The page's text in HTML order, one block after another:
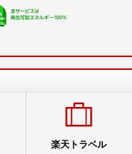
楽天トラベル